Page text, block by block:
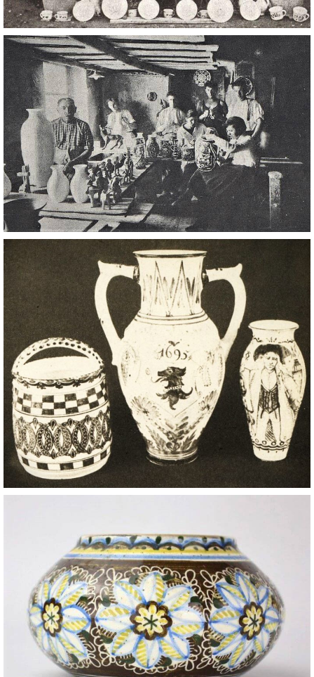
DŮL NA SLÍDU (NA KOLE)
Kontakt:
tel. 773 916 275
info@domdej.cz
--------------------------------------------------------------
Tento projekt je realizován za finanční podpory
města Domažlice.
© 2026 eStránky.cz |Aktualizováno: 17. 7. 2026 Nahoru ↑